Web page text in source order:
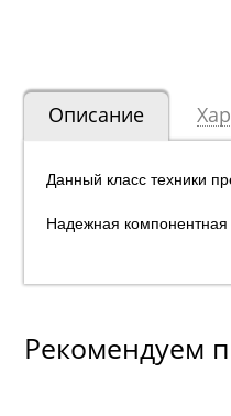
Описание
Данный класс техники
Надежная
Рекомендуем